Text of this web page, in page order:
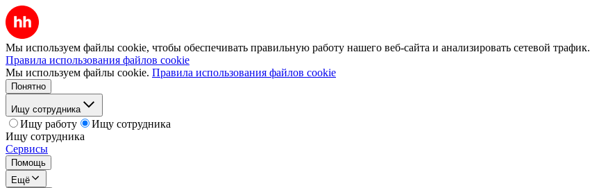
Мы используем файлы cookie, чтобы обеспечивать правильную работу нашего веб-сайта и анализировать сетевой трафик.
Правила использования файлов cookie
Мы используем файлы cookie. Правила использования файлов cookie
Понятно
Ищу сотрудника
Ищу работу
Ищу сотрудника
Ищу сотрудника
Сервисы
Помощь
Ещё